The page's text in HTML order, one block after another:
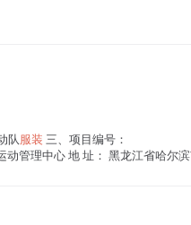
队服装 三、项目编号：
管理中心 地 址： 黑龙江省哈尔滨